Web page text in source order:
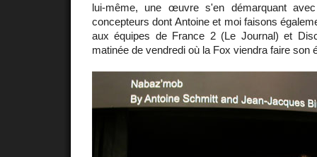
lui-même, une œuvre s'en démarquant
concepteurs dont Antoine et moi faisons
aux équipes de France 2 (Le Journal) et
matinée de vendredi où la Fox viendra faire son